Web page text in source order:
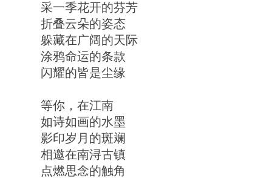
采一季花开的芬芳
折叠云朵的姿态
躲藏在广阔的天际
涂鸦命运的条款
闪耀的皆是尘缘
等你，在江南
如诗如画的水墨
影印岁月的斑斓
相邀在南浔古镇
点燃思念的触角